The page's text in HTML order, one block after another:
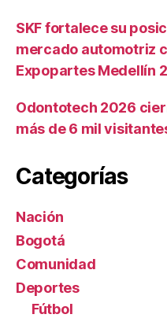
SKF fortalece su
mercado automotriz
Expopartes Medellín
Odontotech 2026
más de 6 mil
Categorías
Nación
Bogotá
Comunidad
Deportes
Fútbol